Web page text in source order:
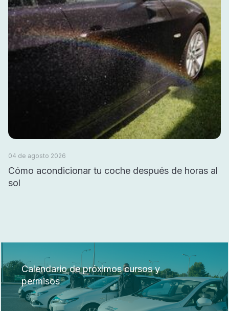
04 de agosto 2026
Cómo acondicionar tu coche después de horas al
sol
Calendario de próximos cursos y
permisos